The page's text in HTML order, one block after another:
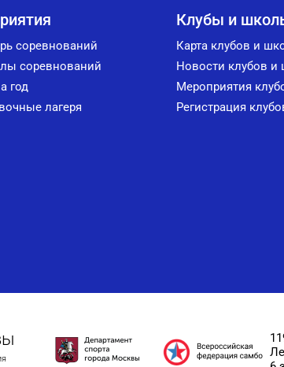
соревнований
соревнований
год
лагеря
Клубы и
Карта клубов и
Новости клубов и
Мероприятия
Регистрация